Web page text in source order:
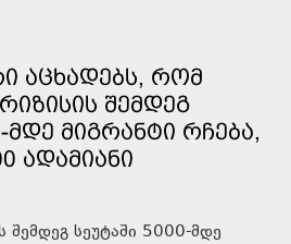
ᲐᲪᲮᲐᲓᲔᲑᲡ, ᲠᲝᲛ
ᲨᲔᲛᲓᲔᲒ
ᲛᲓᲔ ᲛᲘᲒᲠᲐᲜᲢᲘ ᲠᲩᲔᲑᲐ,
ᲐᲓᲐᲛᲘᲐᲜᲘ
შემდეგ სეუტაში 5000-მდე